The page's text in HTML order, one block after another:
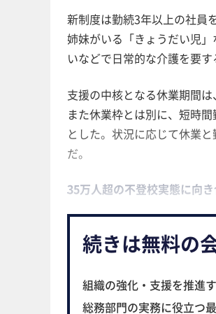
新制度は勤続3年以上の社員
姉妹がいる「きょうだい児
いなどで日常的な介護を要
支援の中核となる休業期間
また休業枠とは別に、短時間
とした。状況に応じて休業
だ。
35万人超の不登校実態に向
続きは無料の
組織の強化・支援を推進
総務部門の実務に役立つ